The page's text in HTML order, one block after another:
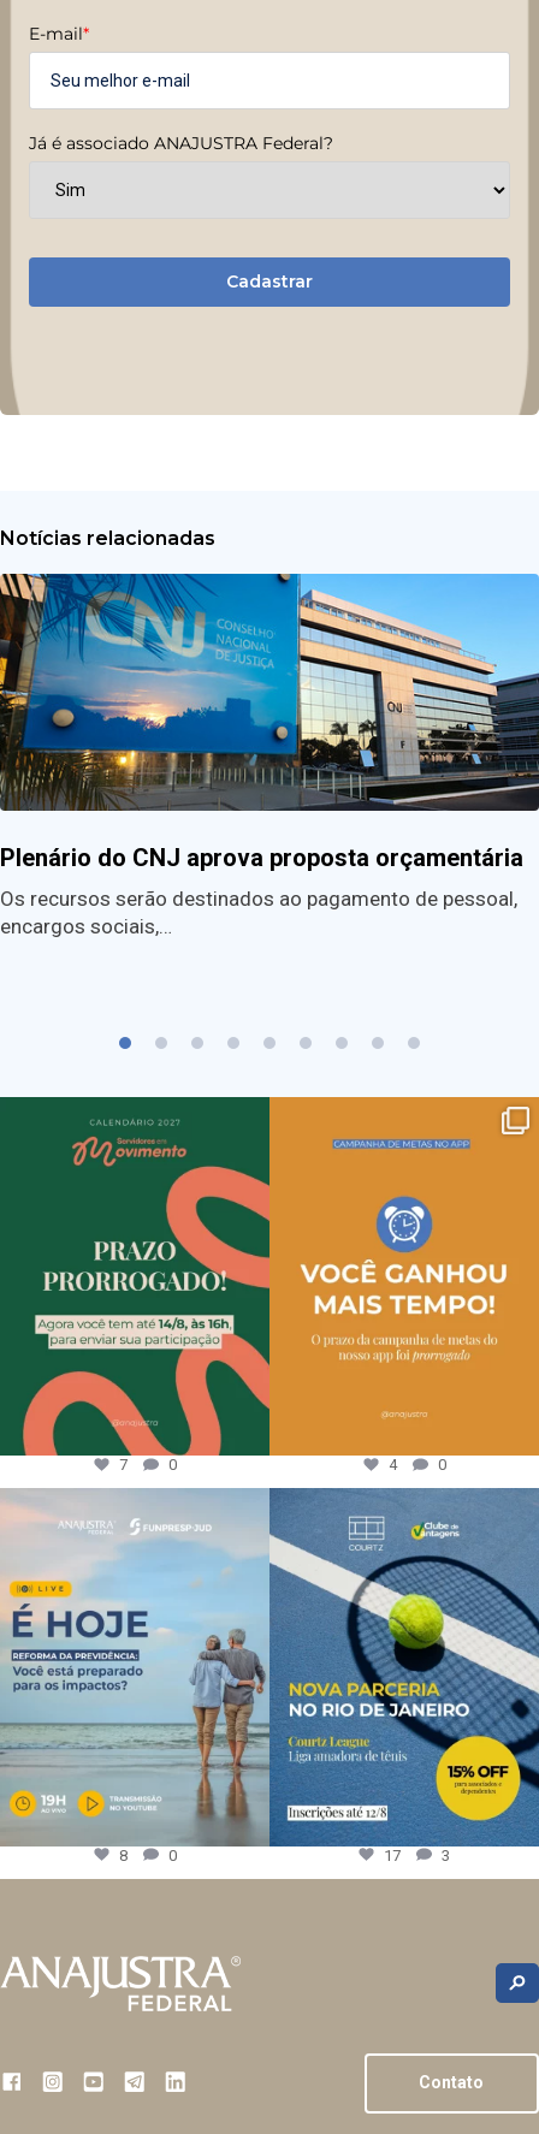
E-mail*
Já é associado ANAJUSTRA Federal?
Cadastrar
Notícias relacionadas
Plenário do CNJ aprova proposta orçamentária
Os recursos serão destinados ao pagamento de pessoal,
encargos sociais,…
7 0 4 0
8 0 17 3
Contato